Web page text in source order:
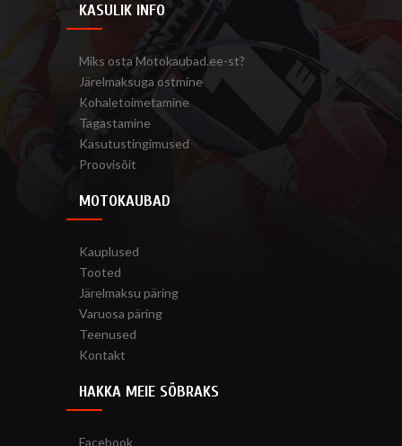
KASULIK INFO
Miks osta Motokaubad.ee-st?
Järelmaksuga ostmine
Kohaletoimetamine
Tagastamine
Kasutustingimused
Proovisõit
MOTOKAUBAD
Kauplused
Tooted
Järelmaksu päring
Varuosa päring
Teenused
Kontakt
HAKKA MEIE SÕBRAKS
Facebook